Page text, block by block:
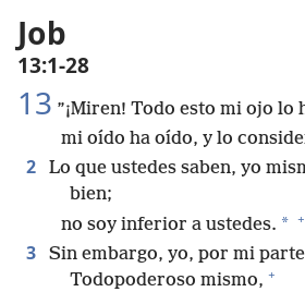
Biblia
Job
13:1-28
13 ”¡Miren! Todo esto mi ojo lo
mi oído ha oído, y lo
2
Lo que ustedes saben, yo
bien;
no soy inferior a ustedes. * +
3
Sin embargo, yo, por mi
Todopoderoso mismo, +